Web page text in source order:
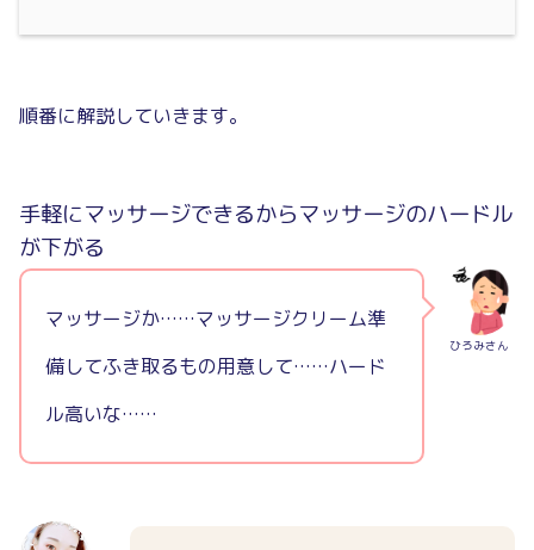
順番に解説していきます。
手軽にマッサージできるからマッサージのハードル
が下がる
ひろみさん
マッサージか……マッサージクリーム準
備してふき取るもの用意して……ハード
ル高いな……